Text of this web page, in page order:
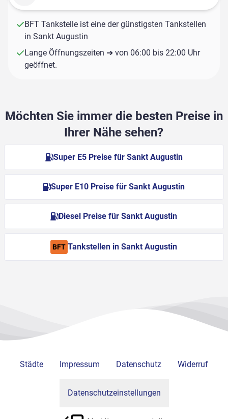
BFT Tankstelle ist eine der günstigsten Tankstellen
in Sankt Augustin
Lange Öffnungszeiten ➔ von 06:00 bis 22:00 Uhr
geöffnet.
Möchten Sie immer die besten Preise in
Ihrer Nähe sehen?
Super E5 Preise für Sankt Augustin
Super E10 Preise für Sankt Augustin
Diesel Preise für Sankt Augustin
BFT Tankstellen in Sankt Augustin
Städte Impressum Datenschutz Widerruf
Datenschutzeinstellungen